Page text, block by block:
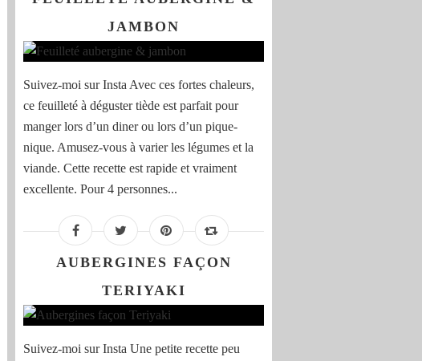
JAMBON
Suivez-moi sur Insta Avec ces fortes chaleurs,
ce feuilleté à déguster tiède est parfait pour
manger lors d’un diner ou lors d’un pique-
nique. Amusez-vous à varier les légumes et la
viande. Cette recette est rapide et vraiment
excellente. Pour 4 personnes...
AUBERGINES FAÇON
TERIYAKI
Suivez-moi sur Insta Une petite recette peu